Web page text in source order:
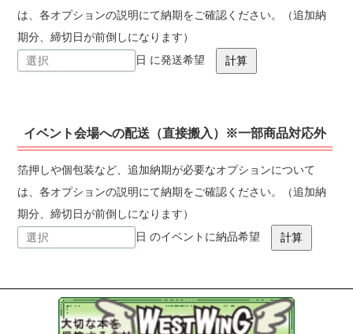
は、各オプションの説明にて納期をご確認ください。（追加納
期分、締切日が前倒しになります）
日 に発送希望
イベント会場への配送（直接搬入）※一部商品対応外
箔押しや個包装など、追加納期が必要なオプションについて
は、各オプションの説明にて納期をご確認ください。（追加納
期分、締切日が前倒しになります）
日 のイベントに納品希望